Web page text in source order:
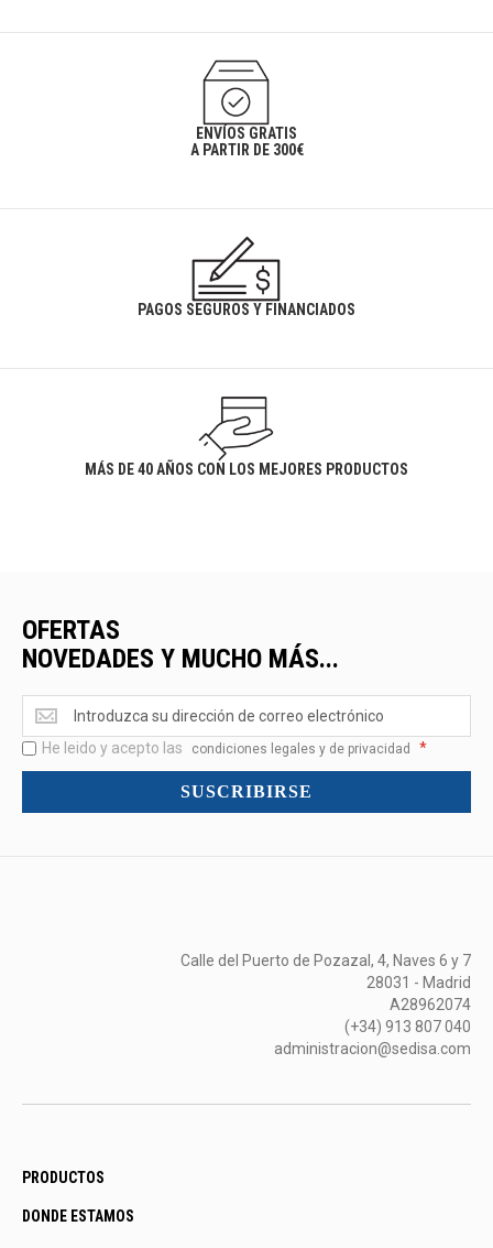
ENVÍOS GRATIS
A PARTIR DE 300€
PAGOS SEGUROS Y FINANCIADOS
MÁS DE 40 AÑOS CON LOS MEJORES PRODUCTOS
OFERTAS
NOVEDADES Y MUCHO MÁS...
Ofertas
<br>Novedades
y
mucho
He leido y acepto las condiciones legales y de privacidad *
SUSCRIBIRSE
Calle del Puerto de Pozazal, 4, Naves 6 y 7
28031 - Madrid
A28962074
(+34) 913 807 040
administracion@sedisa.com
PRODUCTOS
DONDE ESTAMOS